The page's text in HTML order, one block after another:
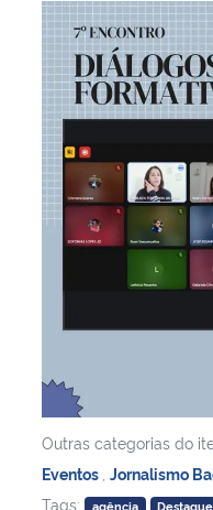
Outras categorias do
Eventos Jornalismo
Tags:
agência